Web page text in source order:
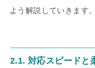
よう解説していきます。
2.1. 対応スピードと